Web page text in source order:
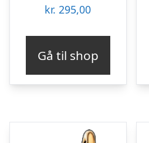
kr. 295,00
Gå til shop